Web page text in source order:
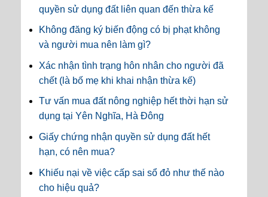
quyền sử dụng đất liên quan đến thừa kế
Không đăng ký biến động có bị phạt không
và người mua nên làm gì?
Xác nhận tình trạng hôn nhân cho người đã
chết (là bố mẹ khi khai nhận thừa kế)
Tư vấn mua đất nông nghiệp hết thời hạn sử
dụng tại Yên Nghĩa, Hà Đông
Giấy chứng nhận quyền sử dụng đất hết
hạn, có nên mua?
Khiếu nại về việc cấp sai sổ đỏ như thế nào
cho hiệu quả?